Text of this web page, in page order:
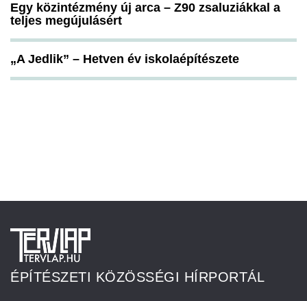
Egy közintézmény új arca – Z90 zsaluziákkal a
teljes megújulásért
„A Jedlik” – Hetven év iskolaépítészete
ÉPÍTÉSZETI KÖZÖSSÉGI HÍRPORTÁL